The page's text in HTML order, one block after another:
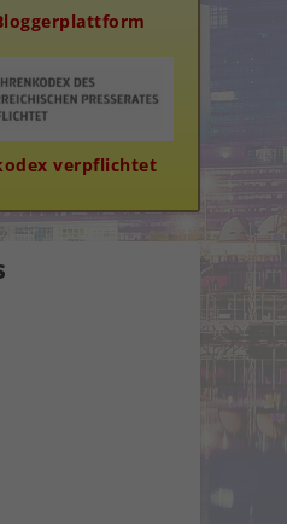
verpflichtet